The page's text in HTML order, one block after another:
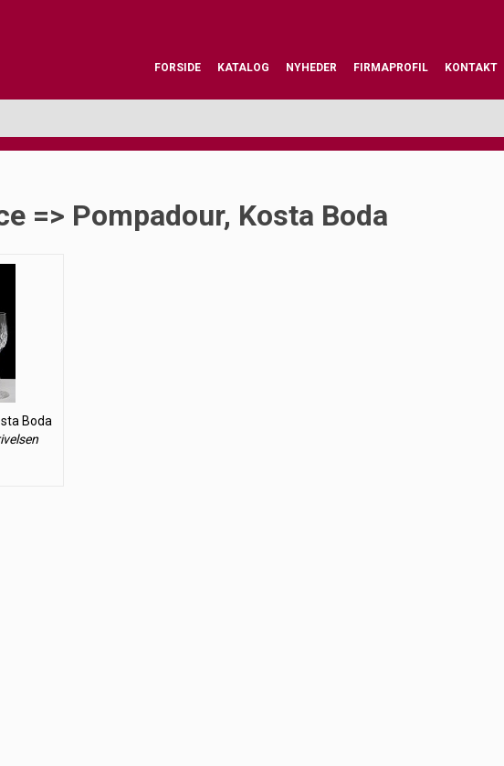
FORSIDE KATALOG NYHEDER FIRMAPROFIL KONTAKT
=> Pompadour, Kosta Boda
Boda